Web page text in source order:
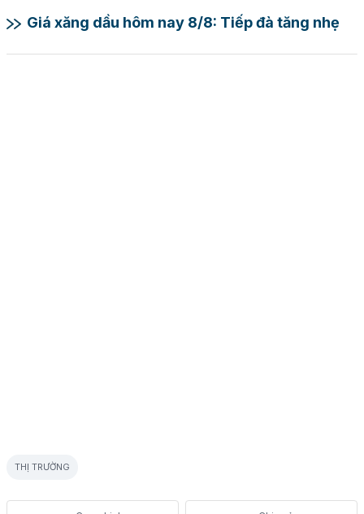
Giá xăng dầu hôm nay 8/8: Tiếp đà tăng nhẹ
THỊ TRƯỜNG